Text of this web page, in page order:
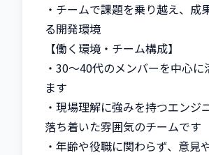
・チームで課題を乗り越え、成
る開発環境
【働く環境・チーム構成】
・30〜40代のメンバーを中心に
ます
・現場理解に強みを持つエンジ
落ち着いた雰囲気のチームです
・年齢や役職に関わらず、意見